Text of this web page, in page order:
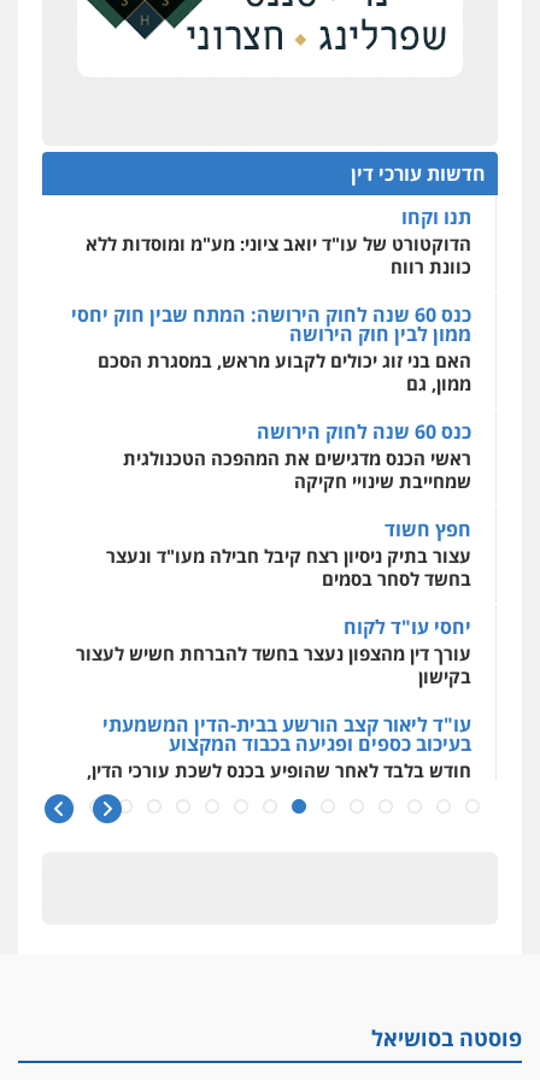
אחסון אתרים
מקצועיים לעורכי דין
מרכז התחלה חדשה
אסירים עבירות מין שירותים מקצועיים
לעורכי דין
חדשות עורכי דין
על סדר היום
כנס תביעות ייצוגיות: הדילמה בין זכויות צרכנים
להגנה על עסקים קטנים
תנו וקחו
הדוקטורט של עו"ד יואב ציוני: מע"מ ומוסדות ללא
כוונת רווח
כנס 60 שנה לחוק הירושה: המתח שבין חוק יחסי
ממון לבין חוק הירושה
האם בני זוג יכולים לקבוע מראש, במסגרת הסכם
ממון, גם
כנס 60 שנה לחוק הירושה
ראשי הכנס מדגישים את המהפכה הטכנולגית
שמחייבת שינויי חקיקה
חפץ חשוד
עצור בתיק ניסיון רצח קיבל חבילה מעו"ד ונעצר
בחשד לסחר בסמים
יחסי עו"ד לקוח
עורך דין מהצפון נעצר בחשד להברחת חשיש לעצור
בקישון
עו"ד ליאור קצב הורשע בבית-הדין המשמעתי
בעיכוב כספים ופגיעה בכבוד המקצוע
חודש בלבד לאחר שהופיע בכנס לשכת עורכי הדין,
קצב הורשע
אלה המינויים
הוועדה לבחירת שופטים בחרה 26 שופטים ורשמים
פוסטה בסושיאל